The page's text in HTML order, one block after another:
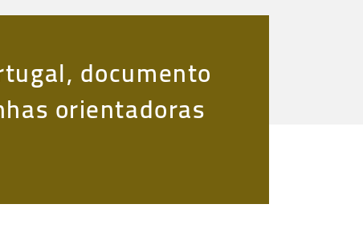
documento
orientadoras